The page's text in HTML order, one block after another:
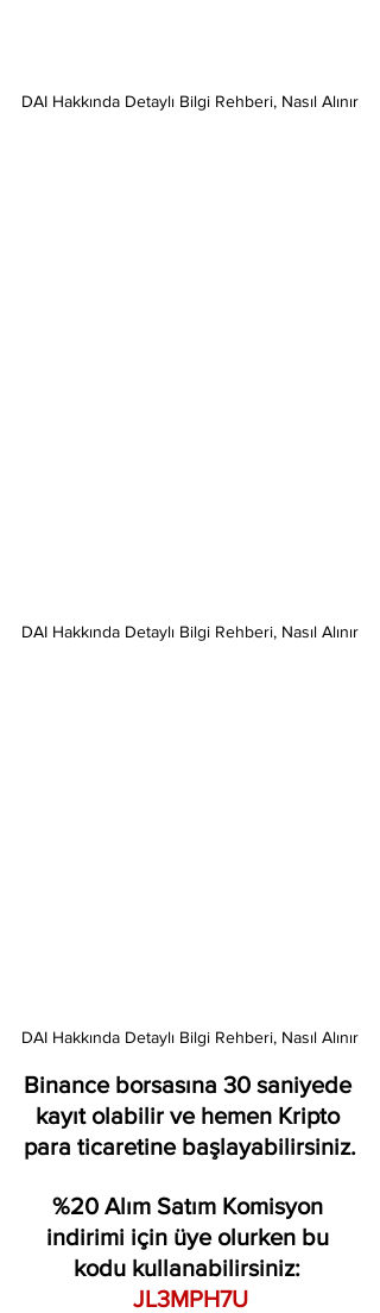
DAI Hakkında Detaylı Bilgi Rehberi, Nasıl Alınır
DAI Hakkında Detaylı Bilgi Rehberi, Nasıl Alınır
DAI Hakkında Detaylı Bilgi Rehberi, Nasıl Alınır
Binance borsasına 30 saniyede
kayıt olabilir ve hemen Kripto
para ticaretine başlayabilirsiniz.
%20 Alım Satım Komisyon
indirimi için üye olurken bu
kodu kullanabilirsiniz:
JL3MPH7U